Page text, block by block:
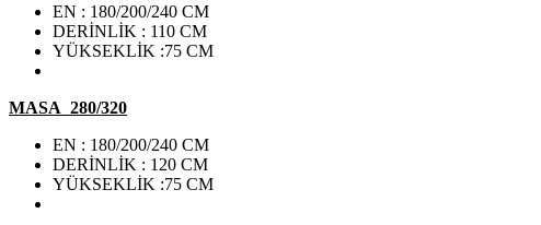
EN : 180/200/240 CM
DERİNLİK : 110 CM
YÜKSEKLİK :75 CM
MASA 280/320
EN : 180/200/240 CM
DERİNLİK : 120 CM
YÜKSEKLİK :75 CM